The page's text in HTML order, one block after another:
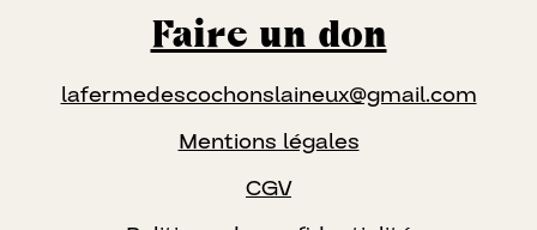
Faire un don
lafermedescochonslaineux@gmail.com
Mentions légales
CGV